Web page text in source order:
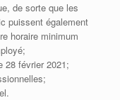
de sorte que les
puissent également
horaire minimum
28 février 2021;